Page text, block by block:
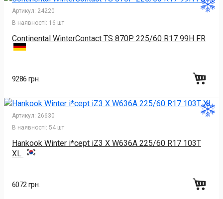
Артикул: 24220
В наявності: 16 шт
Continental WinterContact TS 870P 225/60 R17 99H FR
9286 грн.
Артикул: 26630
В наявності: 54 шт
Hankook Winter i*cept iZ3 X W636A 225/60 R17 103T
XL
6072 грн.